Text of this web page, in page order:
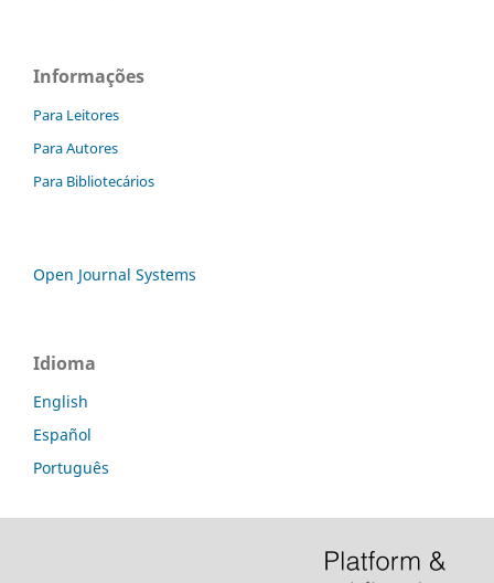
Informações
Para Leitores
Para Autores
Para Bibliotecários
Open Journal Systems
Idioma
English
Español
Português